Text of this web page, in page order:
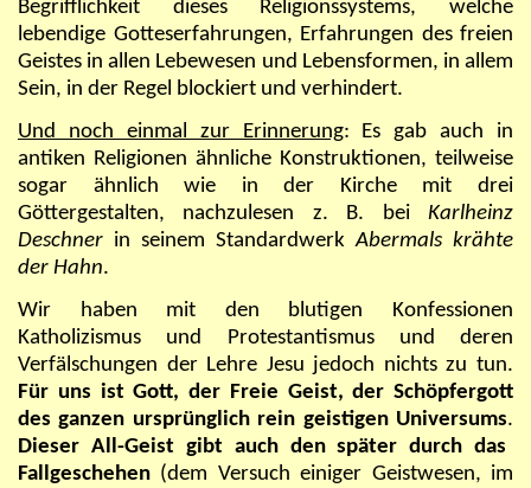
Begrifflichkeit dieses Religionssystems, welche
lebendige Gotteserfahrungen, Erfahrungen des freien
Geistes in allen Lebewesen und Lebensformen, in allem
Sein, in der Regel blockiert und verhindert.
Und noch einmal zur Erinnerung: Es gab auch in
antiken Religionen ähnliche Konstruktionen, teilweise
sogar ähnlich wie in der Kirche mit drei
Göttergestalten, nachzulesen z. B. bei Karlheinz
Deschner in seinem StandardwerkAbermals krähte
der Hahn.
Wir haben mit den blutigen Konfessionen
Katholizismus und Protestantismus und deren
Verfälschungen der Lehre Jesu jedoch nichts zu tun.
Für uns ist Gott, der Freie Geist, der Schöpfergott
des ganzen ursprünglich rein geistigen Universums.
Dieser All-Geist gibt auch den später durch das
Fallgeschehen (dem Versuch einiger Geistwesen, im